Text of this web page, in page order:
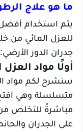
ما هو علاج
يتم استخدام أفضل
للعزل المائي من
جدران الدور الأرضي:
أولًا مواد العزل
سنشرح لكم مواد
متسلسلة وهي
مباشرةً للتخلص من
على الجدران